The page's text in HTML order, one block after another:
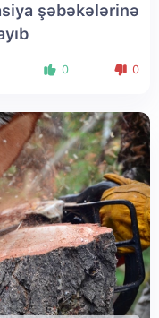
şəbəkələrinə
0 0